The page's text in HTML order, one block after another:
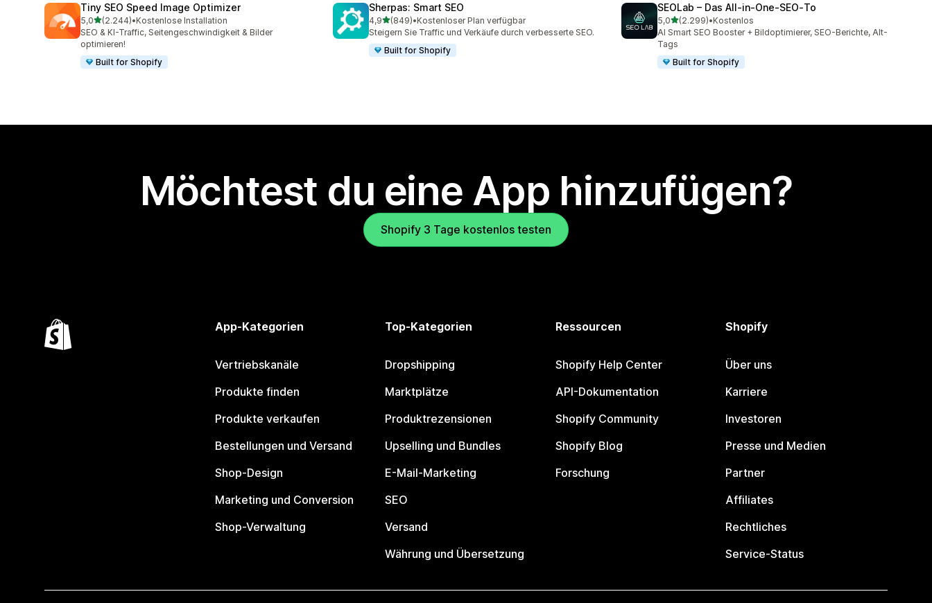
Tiny SEO Speed Image Optimizer
5,0von 5 Sternen
(2.244)
2244 Rezensionen insgesamt
•Kostenlose Installation
SEO & KI-Traffic, Seitengeschwindigkeit & Bilder
optimieren!
Built for Shopify
Sherpas: Smart SEO
4,9von 5 Sternen
(849)
849 Rezensionen insgesamt
•Kostenloser Plan verfügbar
Steigern Sie Traffic und Verkäufe durch verbesserte SEO.
Built for Shopify
SEOLab – Das All‑in‑One‑SEO‑To
5,0von 5 Sternen
(2.299)
2299 Rezensionen insgesamt
•Kostenlos
AI Smart SEO Booster + Bildoptimierer, SEO-Berichte, Alt-
Tags
Built for Shopify
Möchtest du eine App hinzufügen?
Shopify 3 Tage kostenlos testen
App-Kategorien
Vertriebskanäle
Produkte finden
Produkte verkaufen
Bestellungen und Versand
Shop-Design
Marketing und Conversion
Shop-Verwaltung
Top-Kategorien
Dropshipping
Marktplätze
Produktrezensionen
Upselling und Bundles
E-Mail-Marketing
SEO
Versand
Währung und Übersetzung
Ressourcen
Shopify Help Center
API-Dokumentation
Shopify Community
Shopify Blog
Forschung
Shopify
Über uns
Karriere
Investoren
Presse und Medien
Partner
Affiliates
Rechtliches
Service-Status